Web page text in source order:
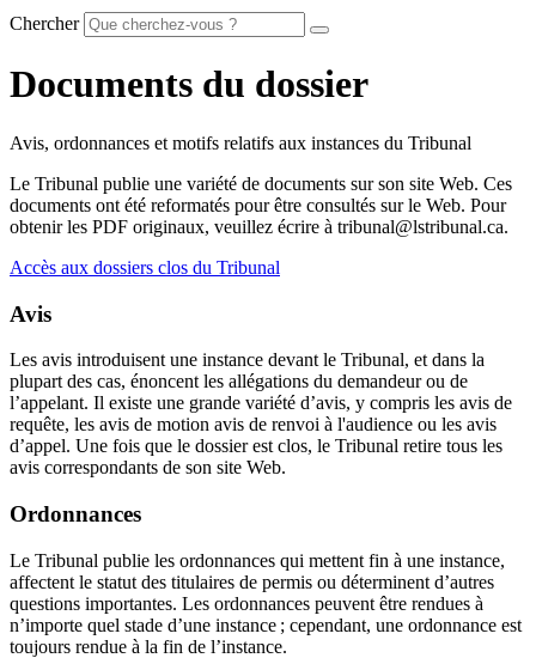
Chercher
Documents du dossier
Avis, ordonnances et motifs relatifs aux instances du Tribunal
Le Tribunal publie une variété de documents sur son site Web. Ces
documents ont été reformatés pour être consultés sur le Web. Pour
obtenir les PDF originaux, veuillez écrire à tribunal@lstribunal.ca.
Accès aux dossiers clos du Tribunal
Avis
Les avis introduisent une instance devant le Tribunal, et dans la
plupart des cas, énoncent les allégations du demandeur ou de
l’appelant. Il existe une grande variété d’avis, y compris les avis de
requête, les avis de motion avis de renvoi à l'audience ou les avis
d’appel. Une fois que le dossier est clos, le Tribunal retire tous les
avis correspondants de son site Web.
Ordonnances
Le Tribunal publie les ordonnances qui mettent fin à une instance,
affectent le statut des titulaires de permis ou déterminent d’autres
questions importantes. Les ordonnances peuvent être rendues à
n’importe quel stade d’une instance ; cependant, une ordonnance est
toujours rendue à la fin de l’instance.